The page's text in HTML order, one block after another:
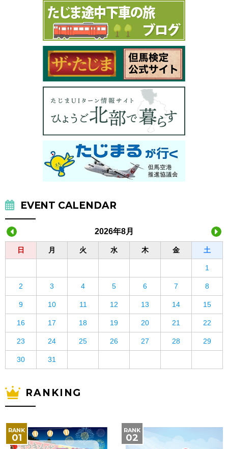
EVENT CALENDAR
2026年8月
日 月 火 水 木 金 土
1
2 3 4 5 6 7 8
9 10 11 12 13 14 15
16 17 18 19 20 21 22
23 24 25 26 27 28 29
30 31
RANKING